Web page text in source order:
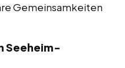
Gemeinsamkeiten
Seeheim-